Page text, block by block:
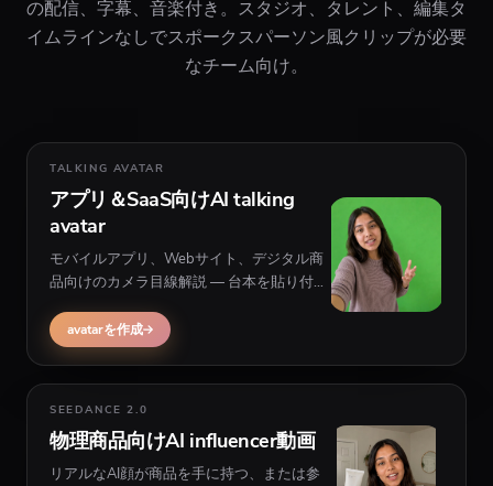
の配信、字幕、音楽付き。スタジオ、タレント、編集タ
イムラインなしでスポークスパーソン風クリップが必要
なチーム向け。
TALKING AVATAR
アプリ＆SaaS向けAI talking
avatar
モバイルアプリ、Webサイト、デジタル商
品向けのカメラ目線解説 — 台本を貼り付
ョン映像付きのリアルなカメラ前配信を生
成。
avatarを作成
SEEDANCE 2.0
物理商品向けAI influencer動画
リアルなAI顔が商品を手に持つ、または参